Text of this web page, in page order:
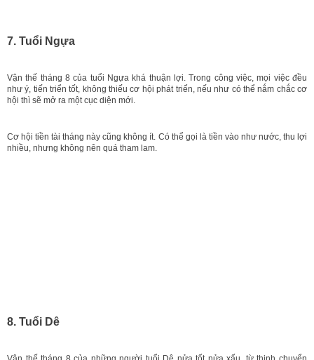
7. Tuổi Ngựa
Vận thế tháng 8 của tuổi Ngựa khá thuận lợi. Trong công việc, mọi việc đều
như ý, tiến triển tốt, không thiếu cơ hội phát triển, nếu như có thể nắm chắc cơ
hội thì sẽ mở ra một cục diện mới.
Cơ hội tiền tài tháng này cũng không ít. Có thể gọi là tiền vào như nước, thu lợi
nhiều, nhưng không nên quá tham lam.
8. Tuổi Dê